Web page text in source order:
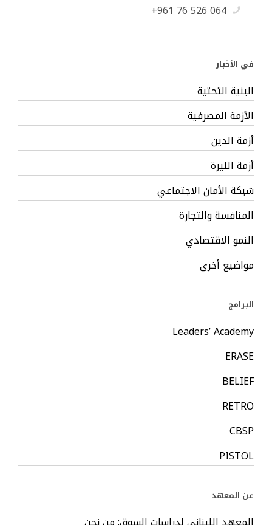
+961 76 526 064
في الأخبار
البنية التحتية
الأزمة المصرفية
أزمة الدين
أزمة الليرة
شبكة الأمان الاجتماعي
المنافسة والتجارة
النمو الاقتصادي
مواضيع أخرى
البرامج
Leaders’ Academy
ERASE
BELIEF
RETRO
CBSP
PISTOL
عن المعهد